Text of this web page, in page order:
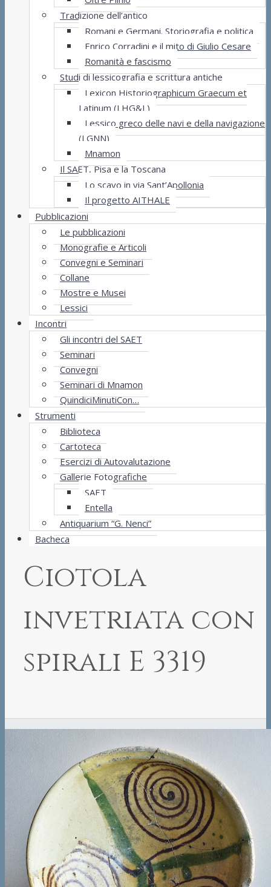
Tradizione dell’antico
Romani e Germani. Storiografia e politica
Enrico Corradini e il mito di Giulio Cesare
Romanità e fascismo
Studi di lessicografia e scrittura antiche
Lexicon Historiographicum Graecum et
Latinum (LHG&L)
Lessico greco delle navi e della navigazione
(LGNN)
Mnamon
Il SAET, Pisa e la Toscana
Lo scavo in via Sant’Apollonia
Il progetto AITHALE
Pubblicazioni
Le pubblicazioni
Monografie e Articoli
Convegni e Seminari
Collane
Mostre e Musei
Lessici
Incontri
Gli incontri del SAET
Seminari
Convegni
Seminari di Mnamon
QuindiciMinutiCon…
Strumenti
Biblioteca
Cartoteca
Esercizi di Autovalutazione
Gallerie Fotografiche
SAET
Entella
Antiquarium “G. Nenci”
Bacheca
Ciotola
invetriata con
spirali E 3319